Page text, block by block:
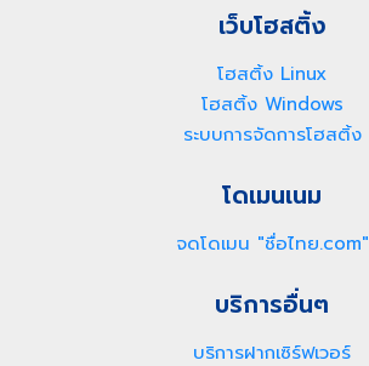
เว็บโฮสติ้ง
โฮสติ้ง Linux
โฮสติ้ง Windows
ระบบการจัดการโฮสติ้ง
โดเมนเนม
จดโดเมน "ชื่อไทย.com"
บริการอื่นๆ
บริการฝากเซิร์ฟเวอร์